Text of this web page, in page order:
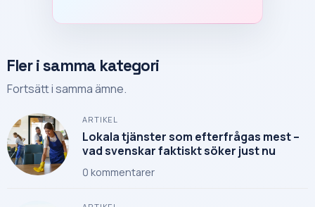
Fler i samma kategori
Fortsätt i samma ämne.
ARTIKEL
Lokala tjänster som efterfrågas mest –
vad svenskar faktiskt söker just nu
0 kommentarer